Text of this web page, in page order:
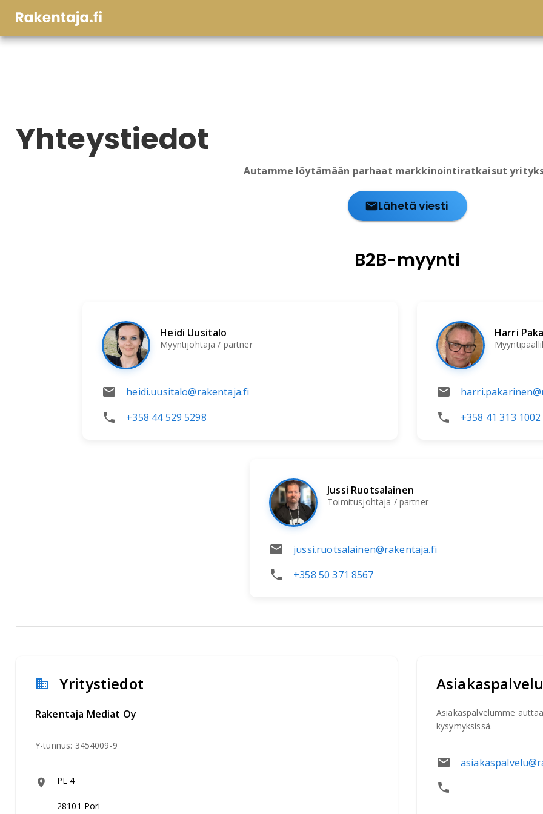
Yhteystiedot
Autamme löytämään parhaat markkinointiratkaisut
Lähetä viesti
B2B-myynti
Heidi Uusitalo
Myyntijohtaja / partner
heidi.uusitalo@rakentaja.fi
+358 44 529 5298
Harri
+358 41 313 1002
Jussi Ruotsalainen
Toimitusjohtaja / partner
jussi.ruotsalainen@rakentaja.fi
+358 50 371 8567
Yritystiedot
Rakentaja Mediat Oy
Y-tunnus: 3454009-9
PL 4
28101 Pori
Asiakaspalvelu
Asiakaspalvelumme
kysymyksissä.